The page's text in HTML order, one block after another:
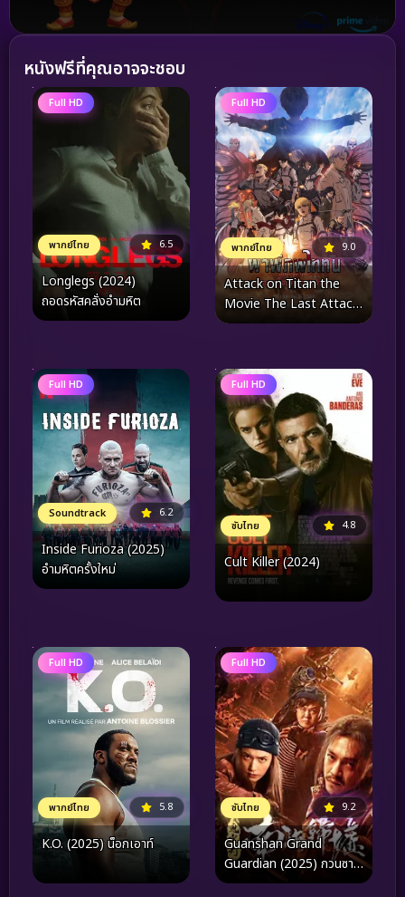
หนังฟรีที่คุณอาจจะชอบ
Full HD
พากย์ไทย 6.5
Longlegs (2024)
ถอดรหัสคลั่งอำมหิต
Full HD
พากย์ไทย 9.0
Attack on Titan the
Movie The Last Attack
(2024) ผ่าพิภพไททัน การ
Full HD
Soundtrack 6.2
Inside Furioza (2025)
อำมหิตครั้งใหม่
Full HD
ซับไทย 4.8
Cult Killer (2024)
Full HD
พากย์ไทย 5.8
K.O. (2025) น็อกเอาท์
Full HD
ซับไทย 9.2
Guanshan Grand
Guardian (2025) กวนซาน
ไท่เป่า